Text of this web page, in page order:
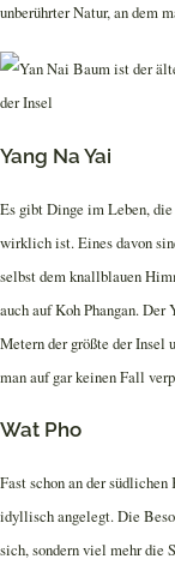
unberührter Natur, an dem
Yang Na Yai
Es gibt Dinge im Leben,
wirklich ist. Eines davon
selbst dem knallblauen
auch auf Koh Phangan.
Metern der größte der Insel
man auf gar keinen Fall
Wat Pho
Fast schon an der
idyllisch angelegt. Die
sich, sondern viel mehr die